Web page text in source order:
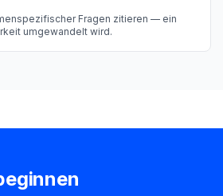
Fragen zitieren — ein
umgewandelt wird.